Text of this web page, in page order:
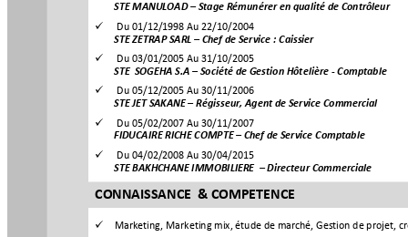
CONNAISSANCE  & COMPETENCE
 Marketing, Marketing mix, étude de marché, Gestion de projet,
STE MANULOAD – Stage Rémunérer en qualité de Contrôleur
 Du 01/12/1998 Au 22/10/2004
STE ZETRAP SARL – Chef de Service : Caissier
 Du 03/01/2005 Au 31/10/2005
STE  SOGEHA S.A – Société de Gestion Hôtelière - Comptable
 Du 05/12/2005 Au 30/11/2006
STE JET SAKANE – Régisseur, Agent de Service Commercial
 Du 05/02/2007 Au 30/11/2007
FIDUCAIRE RICHE COMPTE – Chef de Service Comptable
 Du 04/02/2008 Au 30/04/2015
STE BAKHCHANE IMMOBILIERE – Directeur Commerciale